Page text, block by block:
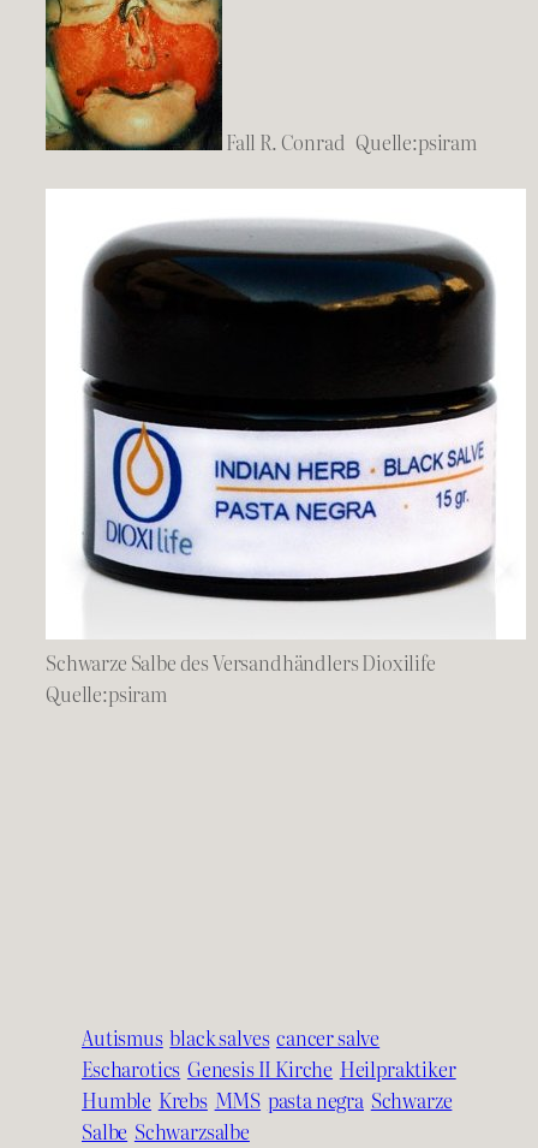
Fall R. Conrad Quelle:psiram
Schwarze Salbe des Versandhändlers Dioxilife
Quelle:psiram
Autismus black salves cancer salve
Escharotics Genesis II Kirche Heilpraktiker
Humble Krebs MMS pasta negra Schwarze
Salbe Schwarzsalbe